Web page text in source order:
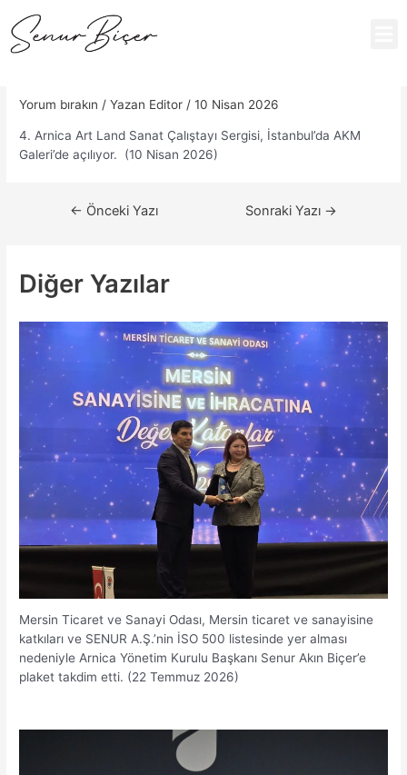
Yorum bırakın / Yazan Editor /10 Nisan 2026
4. Arnica Art Land Sanat Çalıştayı Sergisi, İstanbul’da AKM
Galeri’de açılıyor. (10 Nisan 2026)
← Önceki Yazı Sonraki Yazı →
Diğer Yazılar
Mersin Ticaret ve Sanayi Odası, Mersin ticaret ve sanayisine
katkıları ve SENUR A.Ş.’nin İSO 500 listesinde yer alması
nedeniyle Arnica Yönetim Kurulu Başkanı Senur Akın Biçer’e
plaket takdim etti. (22 Temmuz 2026)